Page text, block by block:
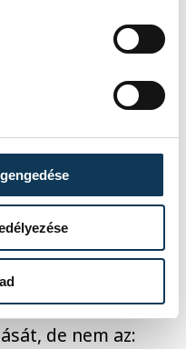
kezdve a
időt,
a szívüket-
és
ahogy a túra
a CGI
lehetővé tette
röptetését, az
vagy éppen
de nem az: